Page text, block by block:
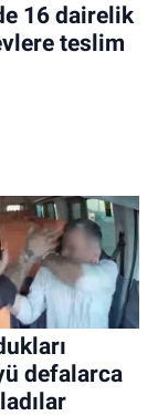
16 dairelik
teslim
defalarca